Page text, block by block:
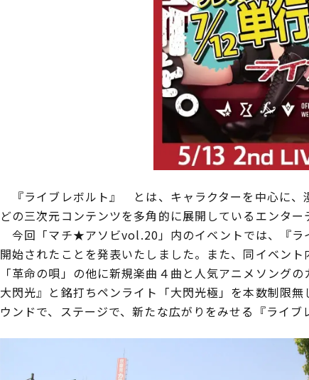
『ライブレボルト』 とは、キャラクターを中心に、
どの三次元コンテンツを多角的に展開しているエンター
今回「マチ★アソビvol.20」内のイベントでは、『ラ
開始されたことを発表いたしました。また、同イベン
「革命の唄」の他に新規楽曲４曲と人気アニメソング
大閃光』と銘打ちペンライト「大閃光極」を本数制限
ウンドで、ステージで、新たな広がりをみせる『ライ